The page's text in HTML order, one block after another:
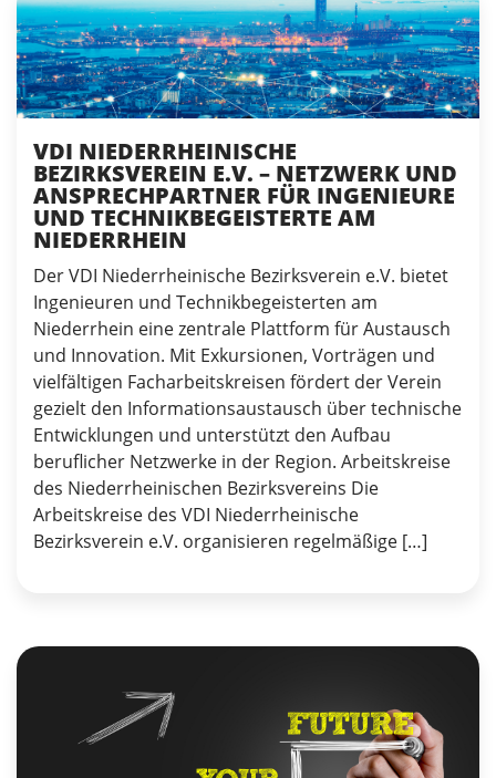
VDI NIEDERRHEINISCHE
BEZIRKSVEREIN E.V. – NETZWERK UND
ANSPRECHPARTNER FÜR INGENIEURE
UND TECHNIKBEGEISTERTE AM
NIEDERRHEIN
Der VDI Niederrheinische Bezirksverein e.V. bietet
Ingenieuren und Technikbegeisterten am
Niederrhein eine zentrale Plattform für Austausch
und Innovation. Mit Exkursionen, Vorträgen und
vielfältigen Facharbeitskreisen fördert der Verein
gezielt den Informationsaustausch über technische
Entwicklungen und unterstützt den Aufbau
beruflicher Netzwerke in der Region. Arbeitskreise
des Niederrheinischen Bezirksvereins Die
Arbeitskreise des VDI Niederrheinische
Bezirksverein e.V. organisieren regelmäßige […]